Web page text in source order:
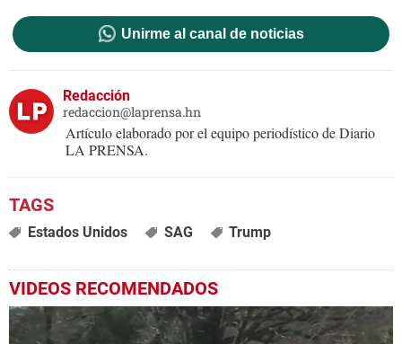
Unirme al canal de noticias
Redacción
redaccion@laprensa.hn
Artículo elaborado por el equipo periodístico de Diario
LA PRENSA.
Estados Unidos SAG Trump
VIDEOS RECOMENDADOS